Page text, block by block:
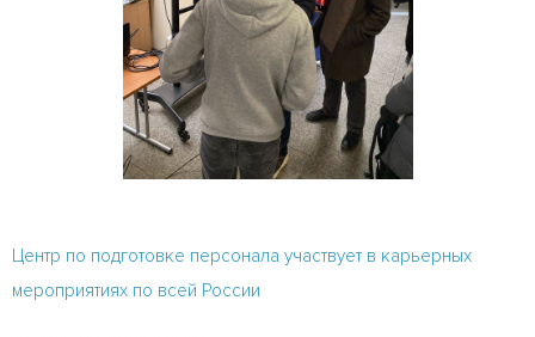
Центр по подготовке персонала участвует в карьерных
мероприятиях по всей России